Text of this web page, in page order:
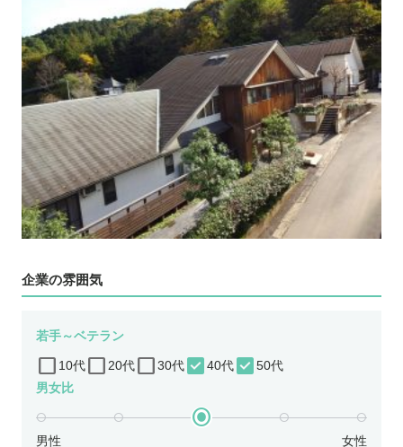
企業の雰囲気
若手～ベテラン
10代 20代 30代 40代
50代
男女比
男性
女性